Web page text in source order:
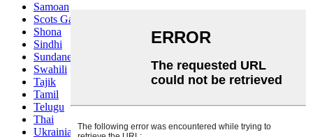
Samoan
Scots Gaelic
Shona
Sindhi
Sundanese
Swahili
Tajik
Tamil
Telugu
Thai
Ukrainian